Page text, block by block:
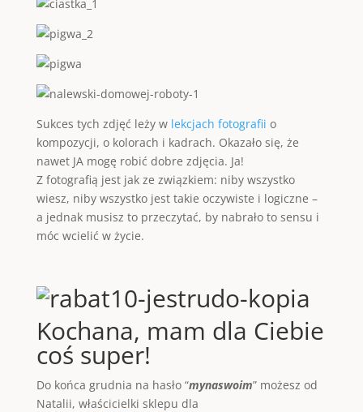
Sukces tych zdjęć leży w lekcjach fotografii o
kompozycji, o kolorach i kadrach. Okazało się, że
nawet JA mogę robić dobre zdjęcia. Ja!
Z fotografią jest jak ze związkiem: niby wszystko
wiesz, niby wszystko jest takie oczywiste i logiczne –
a jednak musisz to przeczytać, by nabrało to sensu i
móc wcielić w życie.
Kochana, mam dla Ciebie
coś super!
Do końca grudnia na hasło “mynaswoim” możesz od
Natalii, właścicielki sklepu dla